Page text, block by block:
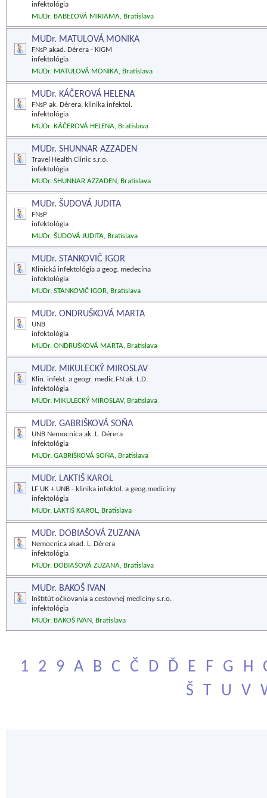
infektológia
MUDr. BABEĽOVÁ MIRIAMA, Bratislava
MUDr. MATULOVÁ MONIKA
FNsP akad. Dérera - KIGM
infektológia
MUDr. MATULOVÁ MONIKA, Bratislava
MUDr. KÁČEROVÁ HELENA
FNsP ak. Dérera, klinika infektol.
infektológia
MUDr. KÁČEROVÁ HELENA, Bratislava
MUDr. SHUNNAR AZZADEN
Travel Health Clinic s.r.o.
infektológia
MUDr. SHUNNAR AZZADEN, Bratislava
MUDr. ŠUDOVÁ JUDITA
FNsP
infektológia
MUDr. ŠUDOVÁ JUDITA, Bratislava
MUDr. STANKOVIČ IGOR
Klinická infektológia a geog. medecína
infektológia
MUDr. STANKOVIČ IGOR, Bratislava
MUDr. ONDRUŠKOVÁ MARTA
UNB
infektológia
MUDr. ONDRUŠKOVÁ MARTA, Bratislava
MUDr. MIKULECKÝ MIROSLAV
Klin. infekt. a geogr. medic.FN ak. L.D.
infektológia
MUDr. MIKULECKÝ MIROSLAV, Bratislava
MUDr. GABRIŠKOVÁ SOŇA
UNB Nemocnica ak. L. Dérera
infektológia
MUDr. GABRIŠKOVÁ SOŇA, Bratislava
MUDr. LAKTIŠ KAROL
LF UK + UNB - klinika infektol. a geog.medicíny
infektológia
MUDr. LAKTIŠ KAROL, Bratislava
MUDr. DOBIAŠOVÁ ZUZANA
Nemocnica akad. L. Dérera
infektológia
MUDr. DOBIAŠOVÁ ZUZANA, Bratislava
MUDr. BAKOŠ IVAN
Inštitút očkovania a cestovnej medicíny s.r.o.
infektológia
MUDr. BAKOŠ IVAN, Bratislava
1 2 9 A B C Č D Ď E F G H
Š
T U V